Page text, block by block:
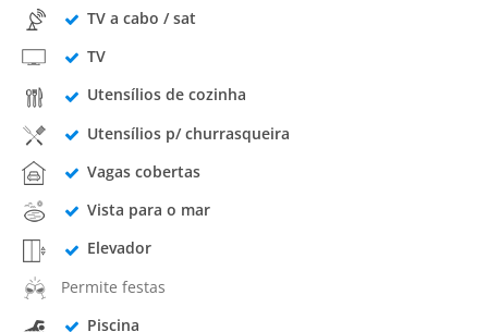
TV a cabo / sat
TV
Utensílios de cozinha
Utensílios p/ churrasqueira
Vagas cobertas
Vista para o mar
Elevador
Permite festas
Piscina